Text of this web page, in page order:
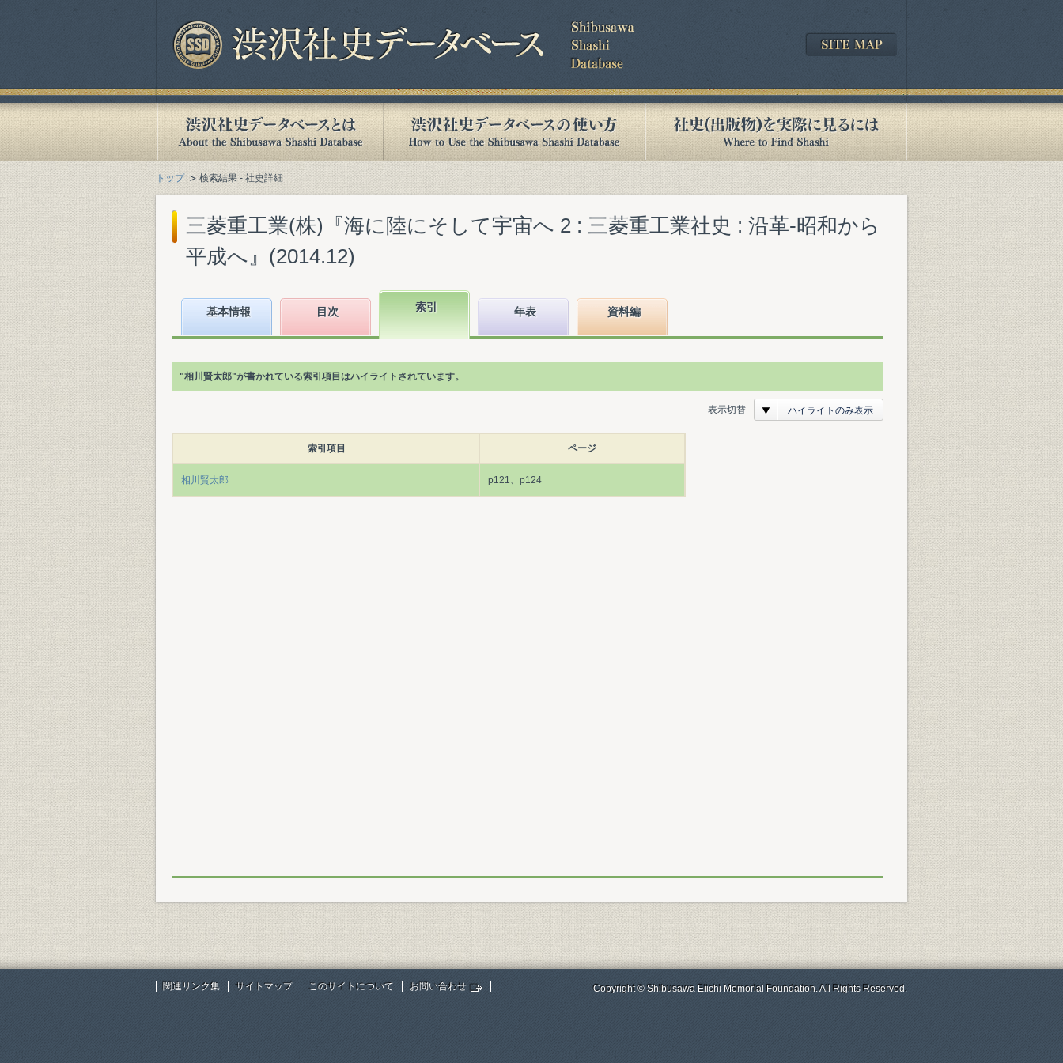
トップ 検索結果 - 社史詳細
三菱重工業(株)『海に陸にそして宇宙へ 2 : 三菱重工業社史 : 沿革-昭和から
平成へ』(2014.12)
基本情報 目次 索引 年表 資料編
"相川賢太郎"が書かれている索引項目はハイライトされています。
表示切替 ハイライトのみ表示
索引項目 ページ
相川賢太郎 p121、p124
関連リンク集 サイトマップ このサイトについて お問い合わせ Copyright © Shibusawa Eiichi Memorial Foundation. All Rights Reserved.